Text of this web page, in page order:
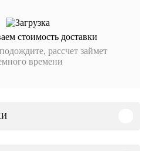
стоимость доставки
рассчет займет
времени